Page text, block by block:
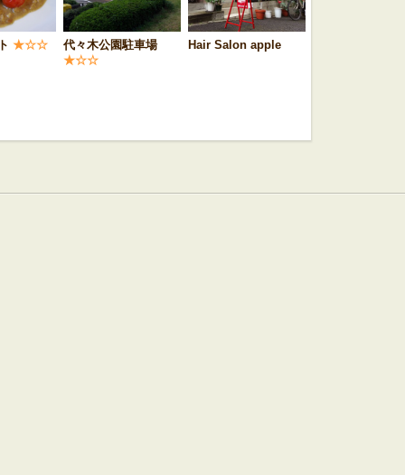
★☆☆
代々木公園駐車場
★☆☆
Hair Salon apple